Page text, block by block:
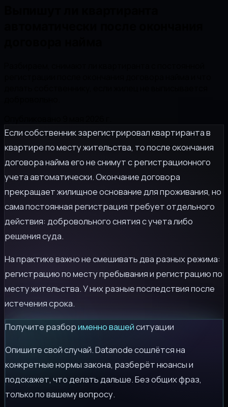
Если собственник зарегистрировал квартиранта в
квартире по месту жительства, то после окончания
договора найма его не снимут с регистрационного
учета автоматически. Окончание договора
прекращает жилищное основание для проживания, но
сама постоянная регистрация требует отдельного
действия: добровольного снятия с учета либо
решения суда.
На практике важно не смешивать два разных режима:
регистрацию по месту пребывания и регистрацию по
месту жительства. У них разные последствия после
истечения срока.
Получите разборименно вашейситуации
Опишите свой случай. Datanode сошлётся на
конкретные нормы закона, разберёт нюансы и
подскажет, что делать дальше. Без общих фраз,
только по вашему вопросу.